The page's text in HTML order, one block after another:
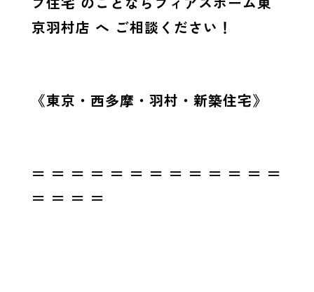
京羽村店 へ ご相談ください！
《東京・西多摩・羽村・新築住宅》
＝ ＝ ＝ ＝ ＝ ＝ ＝ ＝ ＝ ＝ ＝ ＝ ＝
＝ ＝ ＝ ＝